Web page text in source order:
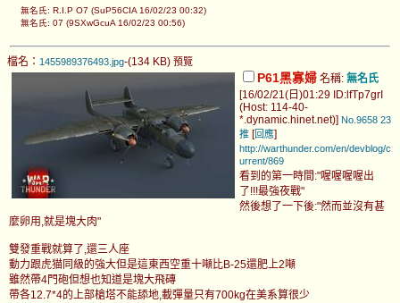
無名氏: R.I.P O7 (SuP56CIA 16/02/23 00:32)
無名氏: 07 (9SXwGcuA 16/02/23 00:56)
檔名： 1455989376493.jpg-(134 KB) 預覽
P61黑寡婦 名稱: 無名氏
[16/02/21(日)01:29 ID:lfTp7grI
(Host: 114-40-
*.dynamic.hinet.net)] No.9658 23
推 [回應]
http://warthunder.com/en/devblog/c
urrent/869
看到的第一時間:"喔喔喔喔出
了!!!最強夜戰"
然後想了一下後:"然而並沒有甚
麼卵用,就是塊大肉"
雙發重戰就算了,還三人座
動力跟虎猫同級的強大但是這東西空重十噸比B-25還肥上2噸
雖然帶4門砲但想也知道是塊大飛磚
帶各12.7*4的上部槍塔不能舔地,載彈量只有700kg在美系算很少